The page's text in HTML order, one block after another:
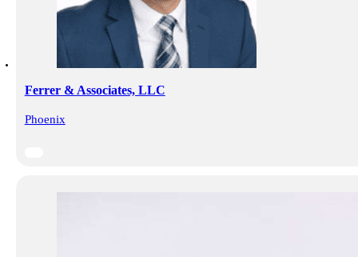
Ferrer & Associates, LLC
Phoenix